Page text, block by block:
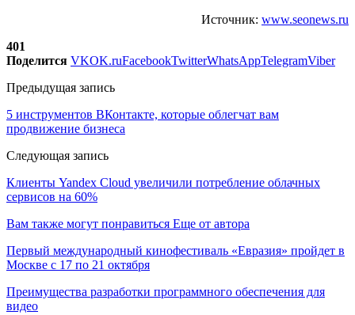
Источник: www.seonews.ru
401
Поделится VKOK.ruFacebookTwitterWhatsAppTelegramViber
Предыдущая запись
5 инструментов ВКонтакте, которые облегчат вам
продвижение бизнеса
Следующая запись
Клиенты Yandex Cloud увеличили потребление облачных
сервисов на 60%
Вам также могут понравиться Еще от автора
Первый международный кинофестиваль «Евразия» пройдет в
Москве с 17 по 21 октября
Преимущества разработки программного обеспечения для
видео